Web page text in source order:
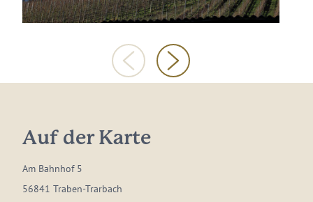
Auf der Karte
Am Bahnhof 5
56841 Traben-Trarbach